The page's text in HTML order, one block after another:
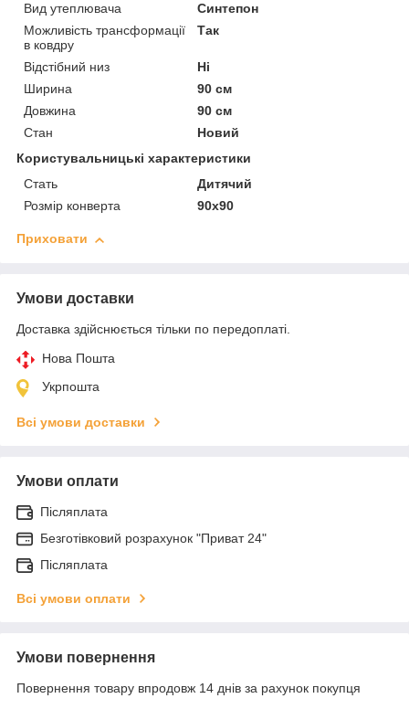
Вид утеплювача
Синтепон
Можливість трансформації
в ковдру
Так
Відстібний низ
Ні
Ширина
90 см
Довжина
90 см
Стан
Новий
Користувальницькі характеристики
Стать
Дитячий
Розмір конверта
90х90
Приховати
Умови доставки
Доставка здійснюється тільки по передоплаті.
Нова Пошта
Укрпошта
Всі умови доставки
Умови оплати
Післяплата
Безготівковий розрахунок "Приват 24"
Післяплата
Всі умови оплати
Умови повернення
Повернення товару впродовж 14 днів за рахунок покупця